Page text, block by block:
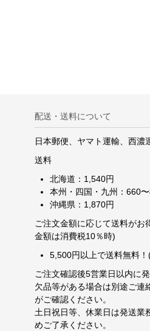
配送・送料について
日本郵便、ヤマト運輸、西濃
送料
北海道：1,540円
本州・四国・九州：660
沖縄県：1,870円
ご注文金額に応じて送料がお
金額は消費税10％時)
5,500円以上で送料無料
ご注文確認後5営業日以内に
欠品等がある場合は別途ご連
がご確認ください。
土日祝日等、休業日は発送業
めご了承ください。